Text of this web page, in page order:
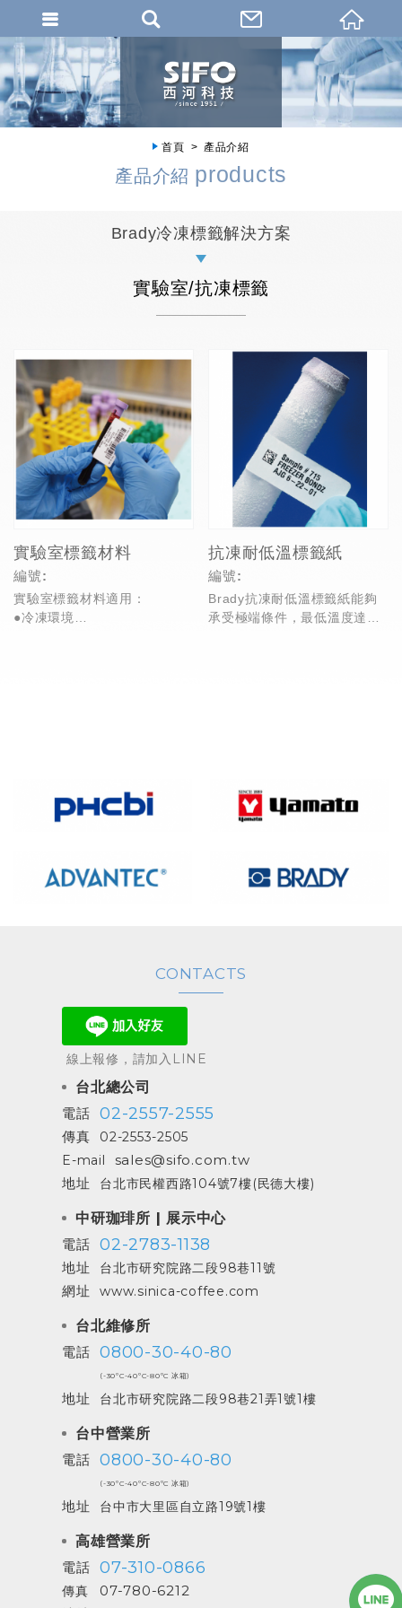
首頁 產品介紹
產品介紹 products
Brady冷凍標籤解決方案
實驗室/抗凍標籤
實驗室標籤材料
編號:
實驗室標籤材料適用：
●冷凍環境
抗凍耐低溫標籤紙
編號:
Brady抗凍耐低溫標籤紙能夠
承受極端條件，最低溫度達
CONTACTS
線上報修，請加入LINE
台北總公司
電話 02-2557-2555
傳真
02-2553-2505
E-mail
sales@sifo.com.tw
地址
台北市民權西路104號7樓(民德大樓)
中研珈琲所 | 展示中心
電話 02-2783-1138
地址 台北市研究院路二段98巷11號
網址 www.sinica-coffee.com
台北維修所
電話 0800-30-40-80
(-30ºC-40ºC-80ºC 冰箱)
地址 台北市研究院路二段98巷21弄1號1樓
台中營業所
電話 0800-30-40-80
(-30ºC-40ºC-80ºC 冰箱)
地址 台中市大里區自立路19號1樓
高雄營業所
電話 07-310-0866
傳真
07-780-6212